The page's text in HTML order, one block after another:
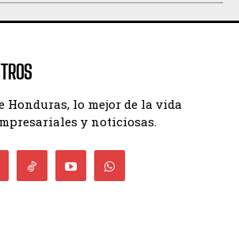
Honduras, lo mejor de la vida
y noticiosas.